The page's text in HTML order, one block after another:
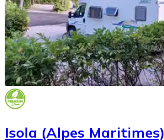
Isola (Alpes Maritimes)